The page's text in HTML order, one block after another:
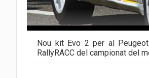
Nou kit Evo 2 per al
RallyRACC del campionat del